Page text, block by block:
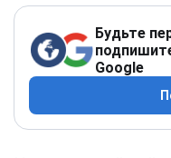
Будьте
Google